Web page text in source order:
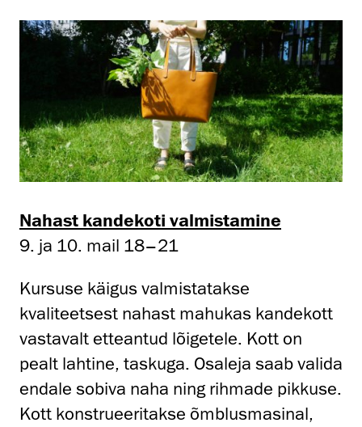
Nahast kandekoti valmistamine
9. ja 10. mail 18–21
Kursuse käigus valmistatakse
kvaliteetsest nahast mahukas kandekott
vastavalt etteantud lõigetele. Kott on
pealt lahtine, taskuga. Osaleja saab valida
endale sobiva naha ning rihmade pikkuse.
Kott konstrueeritakse õmblusmasinal,